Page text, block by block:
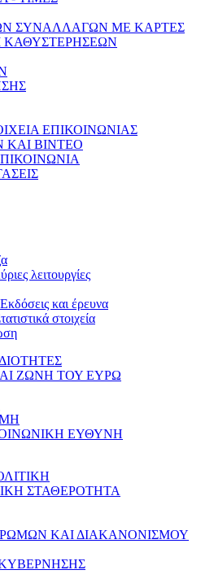
ΣΥΝΑΛΛΑΓΩΝ ΜΕ ΚΑΡΤΕΣ
ΚΑΘΥΣΤΕΡΗΣΕΩΝ
ΕΠΙΚΟΙΝΩΝΙΑΣ
ΚΑΙ ΒΙΝΤΕΟ
λειτουργίες
Εκδόσεις και έρευνα
στοιχεία
ΖΩΝΗ ΤΟΥ ΕΥΡΩ
ΕΥΘΥΝΗ
ΣΤΑΘΕΡΟΤΗΤΑ
ΚΑΙ ΔΙΑΚΑΝΟΝΙΣΜΟΥ